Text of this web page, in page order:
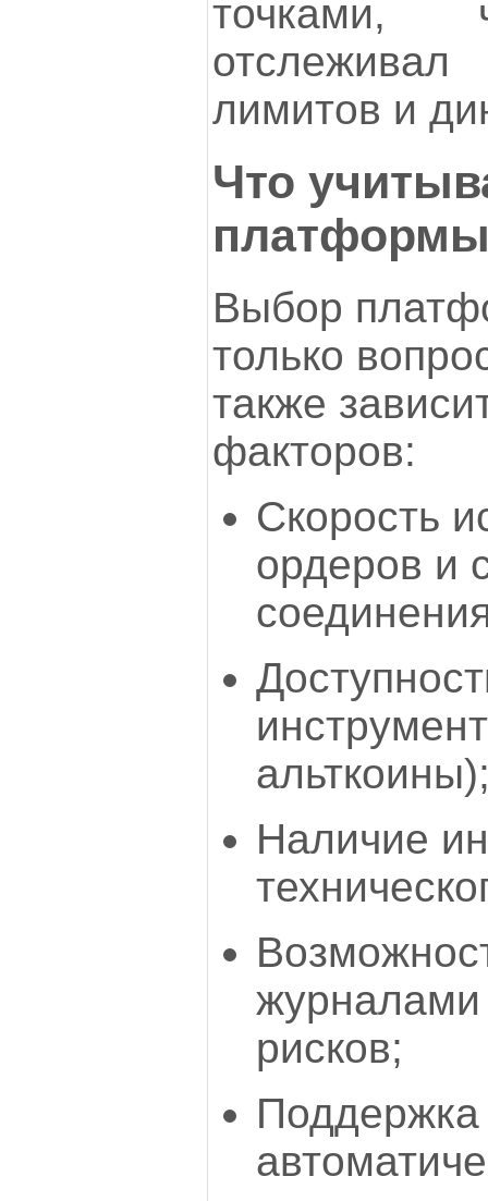
точками,
лимитов и
Что
Выбор
только
также
факторов:
Скорость
ордеров и
Наличие
журналами
рисков;
Поддержка